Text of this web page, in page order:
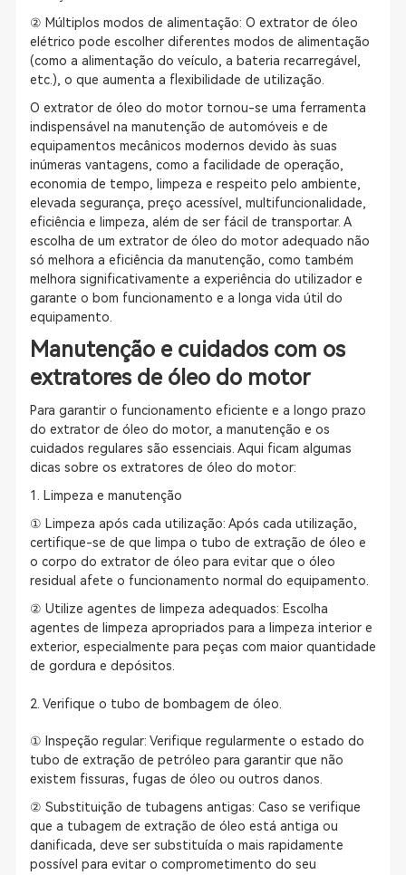
② Múltiplos modos de alimentação: O extrator de óleo
elétrico pode escolher diferentes modos de alimentação
(como a alimentação do veículo, a bateria recarregável,
etc.), o que aumenta a flexibilidade de utilização.
O extrator de óleo do motor tornou-se uma ferramenta
indispensável na manutenção de automóveis e de
equipamentos mecânicos modernos devido às suas
inúmeras vantagens, como a facilidade de operação,
economia de tempo, limpeza e respeito pelo ambiente,
elevada segurança, preço acessível, multifuncionalidade,
eficiência e limpeza, além de ser fácil de transportar. A
escolha de um extrator de óleo do motor adequado não
só melhora a eficiência da manutenção, como também
melhora significativamente a experiência do utilizador e
garante o bom funcionamento e a longa vida útil do
equipamento.
Manutenção e cuidados com os
extratores de óleo do motor
Para garantir o funcionamento eficiente e a longo prazo
do extrator de óleo do motor, a manutenção e os
cuidados regulares são essenciais. Aqui ficam algumas
dicas sobre os extratores de óleo do motor:
1. Limpeza e manutenção
① Limpeza após cada utilização: Após cada utilização,
certifique-se de que limpa o tubo de extração de óleo e
o corpo do extrator de óleo para evitar que o óleo
residual afete o funcionamento normal do equipamento.
② Utilize agentes de limpeza adequados: Escolha
agentes de limpeza apropriados para a limpeza interior e
exterior, especialmente para peças com maior quantidade
de gordura e depósitos.
2. Verifique o tubo de bombagem de óleo.
① Inspeção regular: Verifique regularmente o estado do
tubo de extração de petróleo para garantir que não
existem fissuras, fugas de óleo ou outros danos.
② Substituição de tubagens antigas: Caso se verifique
que a tubagem de extração de óleo está antiga ou
danificada, deve ser substituída o mais rapidamente
possível para evitar o comprometimento do seu